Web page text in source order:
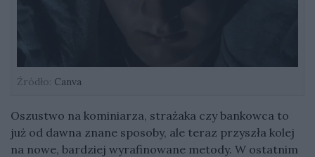
Źródło: Canva
Oszustwo na kominiarza, strażaka czy bankowca to
już od dawna znane sposoby, ale teraz przyszła kolej
na nowe, bardziej wyrafinowane metody. W ostatnim